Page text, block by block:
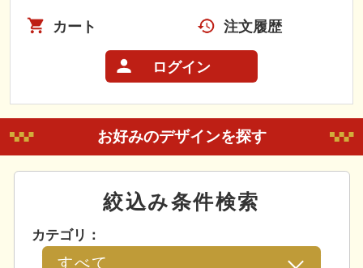
カート 注文履歴
ログイン
お好みのデザインを探す
絞込み条件検索
カテゴリ：